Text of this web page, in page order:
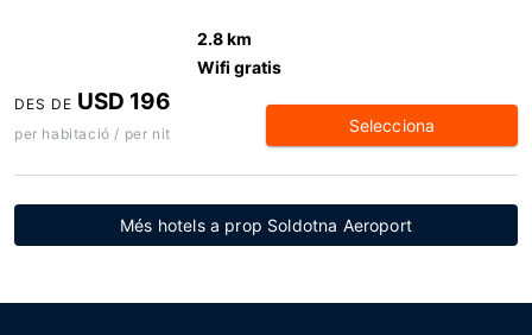
2.8 km
Wifi gratis
DES DE USD 196
per habitació / per nit Selecciona
Més hotels a prop Soldotna Aeroport